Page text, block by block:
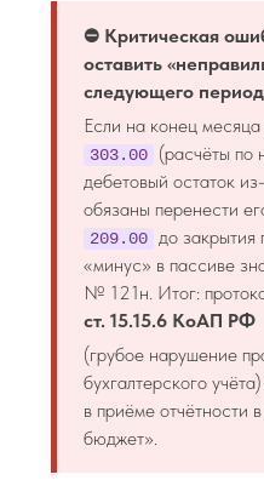
⛔ Критическая
оставить
следующего
Если на конец
303.00
(расчёты по
дебетовый остаток
обязаны перенести
209.00 до закрытия
«минус» в пассиве
№ 121н. Итог:
ст. 15.15.6 КоАП РФ
(грубое нарушение
бухгалтерского
в приёме
бюджет».